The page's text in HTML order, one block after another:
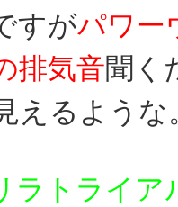
すがパワー
排気音聞く
るような
ラトライア